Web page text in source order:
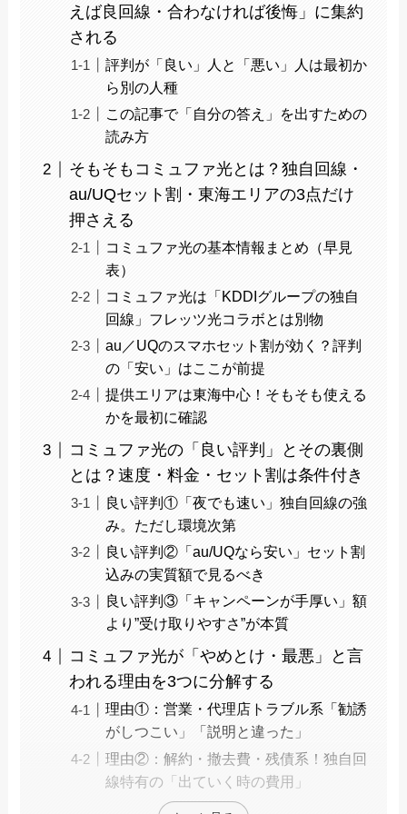
えば良回線・合わなければ後悔」に集約
される
評判が「良い」人と「悪い」人は最初か
ら別の人種
この記事で「自分の答え」を出すための
読み方
そもそもコミュファ光とは？独自回線・
au/UQセット割・東海エリアの3点だけ
押さえる
コミュファ光の基本情報まとめ（早見
表）
コミュファ光は「KDDIグループの独自
回線」フレッツ光コラボとは別物
au／UQのスマホセット割が効く？評判
の「安い」はここが前提
提供エリアは東海中心！そもそも使える
かを最初に確認
コミュファ光の「良い評判」とその裏側
とは？速度・料金・セット割は条件付き
良い評判①「夜でも速い」独自回線の強
み。ただし環境次第
良い評判②「au/UQなら安い」セット割
込みの実質額で見るべき
良い評判③「キャンペーンが手厚い」額
より”受け取りやすさ”が本質
コミュファ光が「やめとけ・最悪」と言
われる理由を3つに分解する
理由①：営業・代理店トラブル系「勧誘
がしつこい」「説明と違った」
理由②：解約・撤去費・残債系！独自回
線特有の「出ていく時の費用」